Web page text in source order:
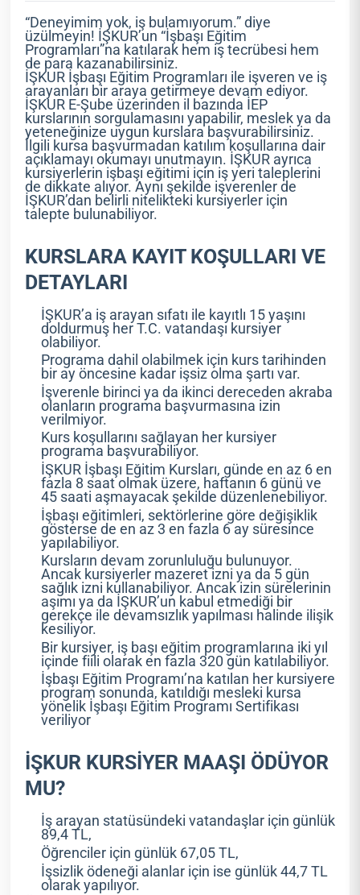
“Deneyimim yok, iş bulamıyorum.” diye
üzülmeyin! İŞKUR’un “İşbaşı Eğitim
Programları”na katılarak hem iş tecrübesi hem
de para kazanabilirsiniz.
İŞKUR İşbaşı Eğitim Programları ile işveren ve iş
arayanları bir araya getirmeye devam ediyor.
İŞKUR E-Şube üzerinden il bazında İEP
kurslarının sorgulamasını yapabilir, meslek ya da
yeteneğinize uygun kurslara başvurabilirsiniz.
İlgili kursa başvurmadan katılım koşullarına dair
açıklamayı okumayı unutmayın. İŞKUR ayrıca
kursiyerlerin işbaşı eğitimi için iş yeri taleplerini
de dikkate alıyor. Aynı şekilde işverenler de
İŞKUR’dan belirli nitelikteki kursiyerler için
talepte bulunabiliyor.
KURSLARA KAYIT KOŞULLARI VE
DETAYLARI
İŞKUR’a iş arayan sıfatı ile kayıtlı 15 yaşını
doldurmuş her T.C. vatandaşı kursiyer
olabiliyor.
Programa dahil olabilmek için kurs tarihinden
bir ay öncesine kadar işsiz olma şartı var.
İşverenle birinci ya da ikinci dereceden akraba
olanların programa başvurmasına izin
verilmiyor.
Kurs koşullarını sağlayan her kursiyer
programa başvurabiliyor.
İŞKUR İşbaşı Eğitim Kursları, günde en az 6 en
fazla 8 saat olmak üzere, haftanın 6 günü ve
45 saati aşmayacak şekilde düzenlenebiliyor.
İşbaşı eğitimleri, sektörlerine göre değişiklik
gösterse de en az 3 en fazla 6 ay süresince
yapılabiliyor.
Kursların devam zorunluluğu bulunuyor.
Ancak kursiyerler mazeret izni ya da 5 gün
sağlık izni kullanabiliyor. Ancak izin sürelerinin
aşımı ya da İŞKUR’un kabul etmediği bir
gerekçe ile devamsızlık yapılması halinde ilişik
kesiliyor.
Bir kursiyer, iş başı eğitim programlarına iki yıl
içinde fiili olarak en fazla 320 gün katılabiliyor.
İşbaşı Eğitim Programı’na katılan her kursiyere
program sonunda, katıldığı mesleki kursa
yönelik İşbaşı Eğitim Programı Sertifikası
veriliyor
İŞKUR KURSİYER MAAŞI ÖDÜYOR
MU?
İş arayan statüsündeki vatandaşlar için günlük
89,4 TL,
Öğrenciler için günlük 67,05 TL,
İşsizlik ödeneği alanlar için ise günlük 44,7 TL
olarak yapılıyor.